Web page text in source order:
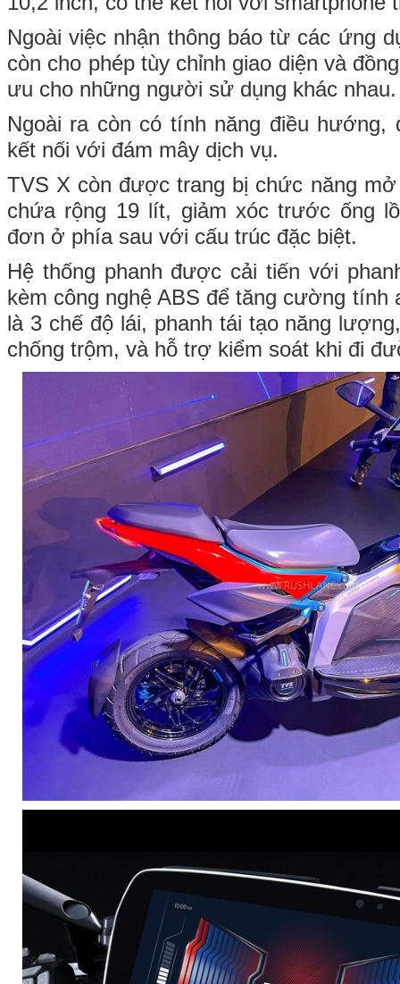
Ngoài việc nhận thông báo từ các ứng
còn cho phép tùy chỉnh giao diện và
ưu cho những người sử dụng khác
Ngoài ra còn có tính năng điều hướng,
kết nối với đám mây dịch vụ.
TVS X còn được trang bị chức năng
chứa rộng 19 lít, giảm xóc trước ống
đơn ở phía sau với cấu trúc đặc biệt.
Hệ thống phanh được cải tiến với
kèm công nghệ ABS để tăng cường tính
là 3 chế độ lái, phanh tái tạo năng
chống trộm, và hỗ trợ kiểm soát khi đi